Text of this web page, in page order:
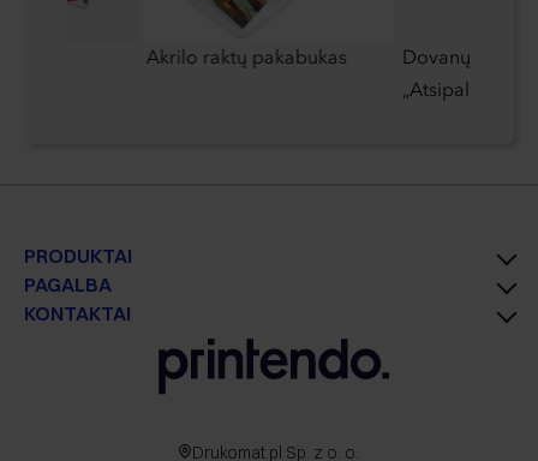
Akrilo raktų pakabukas
Dovanų
PRODUKTAI
PAGALBA
KONTAKTAI
Drukomat.pl Sp. z o. o.